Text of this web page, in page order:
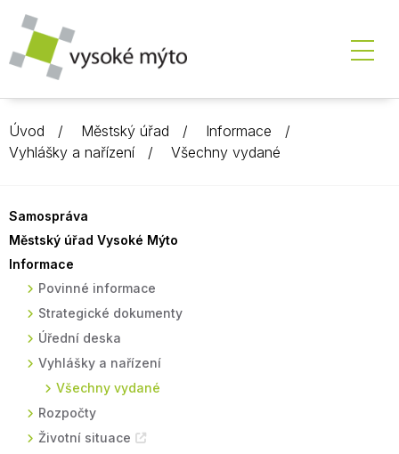
Úvod Městský úřad
Informace
Vyhlášky a nařízení
Všechny vydané
Samospráva
Městský úřad Vysoké Mýto
Informace
Povinné informace
Strategické dokumenty
Úřední deska
Vyhlášky a nařízení
Všechny vydané
Rozpočty
Životní situace